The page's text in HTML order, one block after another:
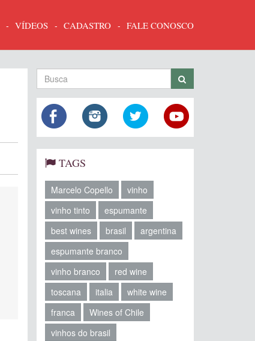
VÍDEOS CADASTRO FALE CONOSCO
TAGS
Marcelo Copello
vinho
vinho tinto
espumante
best wines
brasil
argentina
espumante branco
vinho branco
red wine
toscana
italia
white wine
franca
Wines of Chile
vinhos do brasil